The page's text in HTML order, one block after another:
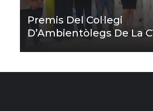
Premis Del Col·legi
D’Ambientòlegs De La